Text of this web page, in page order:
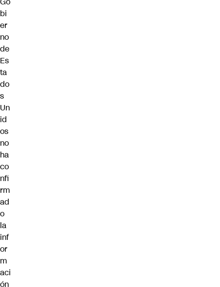
bi
er
no
de
Es
ta
do
s
Un
id
os
no
ha
co
nfi
rm
ad
o
la
inf
or
m
aci
ón